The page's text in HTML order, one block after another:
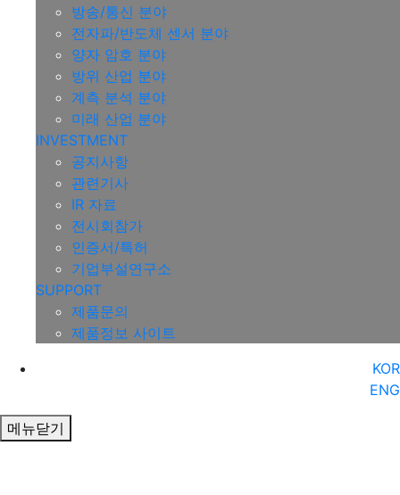
방송/통신 분야
전자파/반도체 센서 분야
양자 암호 분야
방위 산업 분야
계측 분석 분야
미래 산업 분야
INVESTMENT
공지사항
관련기사
IR 자료
전시회참가
인증서/특허
기업부설연구소
SUPPORT
제품문의
제품정보 사이트
KOR
ENG
메뉴닫기